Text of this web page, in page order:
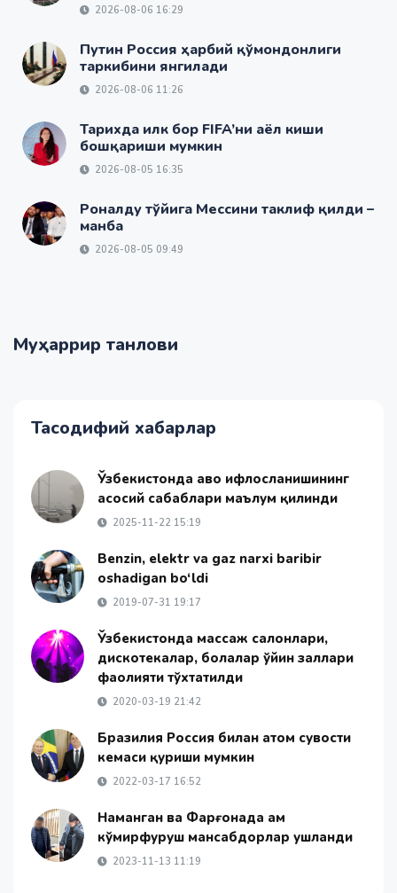
2026-08-06 16:29
Путин Россия ҳарбий қўмондонлиги
таркибини янгилади
2026-08-06 11:26
Тарихда илк бор FIFA’ни аёл киши
бошқариши мумкин
2026-08-05 16:35
Роналду тўйига Мессини таклиф қилди –
манба
2026-08-05 09:49
Муҳаррир танлови
Тасодифий хабарлар
Ўзбекистонда ҳаво ифлосланишининг
асосий сабаблари маълум қилинди
2025-11-22 15:19
Benzin, elektr va gaz narxi baribir
oshadigan bo‘ldi
2019-07-31 19:17
Ўзбекистонда массаж салонлари,
дискотекалар, болалар ўйин заллари
фаолияти тўхтатилди
2020-03-19 21:42
Бразилия Россия билан атом сувости
кемаси қуриши мумкин
2022-03-17 16:52
Наманган ва Фарғонада ҳам
кўмирфуруш мансабдорлар ушланди
2023-11-13 11:19